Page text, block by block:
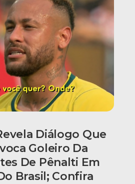
Diálogo Que
Goleiro Da
De Pênalti Em
Brasil; Confira